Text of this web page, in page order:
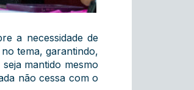
a necessidade de
tema, garantindo,
mantido mesmo
não cessa com o